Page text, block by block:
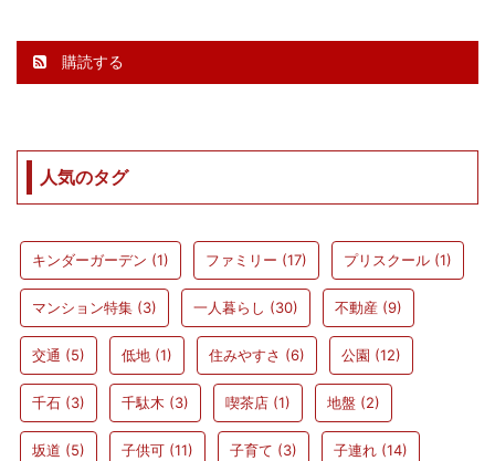
購読する
人気のタグ
キンダーガーデン (1) ファミリー (17) プリスクール (1)
マンション特集 (3) 一人暮らし (30) 不動産 (9)
交通 (5) 低地 (1) 住みやすさ (6) 公園 (12)
千石 (3) 千駄木 (3) 喫茶店 (1) 地盤 (2)
坂道 (5) 子供可 (11) 子育て (3) 子連れ (14)